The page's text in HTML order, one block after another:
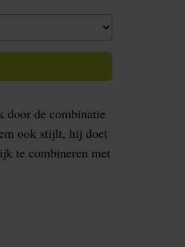
door de combinatie
ook stijlt, hij doet
te combineren met